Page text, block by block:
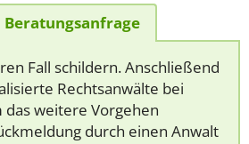
Beratungsanfrage
Fall schildern. Anschließend
Rechtsanwälte bei
weitere Vorgehen
durch einen Anwalt